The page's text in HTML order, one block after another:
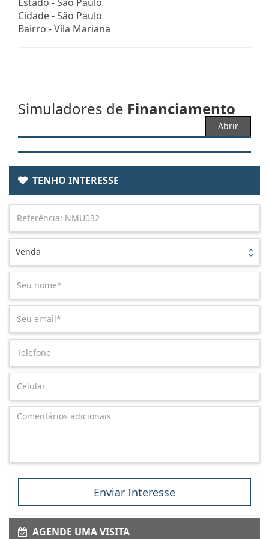
Cidade -São Paulo
Bairro -Vila Mariana
Simuladores de Financiamento
Abrir
TENHO INTERESSE
Venda
Enviar Interesse
AGENDE UMA VISITA